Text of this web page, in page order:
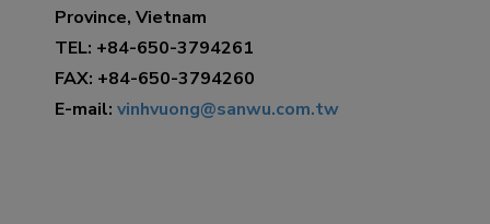
Province, Vietnam
TEL: +84-650-3794261
FAX: +84-650-3794260
E-mail: vinhvuong@sanwu.com.tw